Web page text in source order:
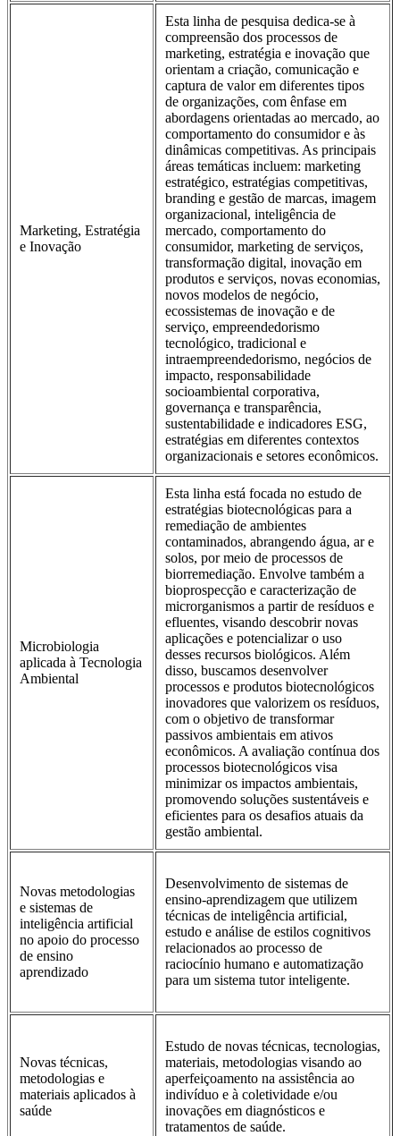
Marketing, Estratégia
e Inovação
Esta linha de pesquisa dedica-se à
compreensão dos processos de
marketing, estratégia e inovação que
orientam a criação, comunicação e
captura de valor em diferentes tipos
de organizações, com ênfase em
abordagens orientadas ao mercado, ao
comportamento do consumidor e às
dinâmicas competitivas. As principais
áreas temáticas incluem: marketing
estratégico, estratégias competitivas,
branding e gestão de marcas, imagem
organizacional, inteligência de
mercado, comportamento do
consumidor, marketing de serviços,
transformação digital, inovação em
produtos e serviços, novas economias,
novos modelos de negócio,
ecossistemas de inovação e de
serviço, empreendedorismo
tecnológico, tradicional e
intraempreendedorismo, negócios de
impacto, responsabilidade
socioambiental corporativa,
governança e transparência,
sustentabilidade e indicadores ESG,
estratégias em diferentes contextos
organizacionais e setores econômicos.
Microbiologia
aplicada à Tecnologia
Ambiental
Esta linha está focada no estudo de
estratégias biotecnológicas para a
remediação de ambientes
contaminados, abrangendo água, ar e
solos, por meio de processos de
biorremediação. Envolve também a
bioprospecção e caracterização de
microrganismos a partir de resíduos e
efluentes, visando descobrir novas
aplicações e potencializar o uso
desses recursos biológicos. Além
disso, buscamos desenvolver
processos e produtos biotecnológicos
inovadores que valorizem os resíduos,
com o objetivo de transformar
passivos ambientais em ativos
econômicos. A avaliação contínua dos
processos biotecnológicos visa
minimizar os impactos ambientais,
promovendo soluções sustentáveis e
eficientes para os desafios atuais da
gestão ambiental.
Novas metodologias
e sistemas de
inteligência artificial
no apoio do processo
de ensino
aprendizado
Desenvolvimento de sistemas de
ensino-aprendizagem que utilizem
técnicas de inteligência artificial,
estudo e análise de estilos cognitivos
relacionados ao processo de
raciocínio humano e automatização
para um sistema tutor inteligente.
Novas técnicas,
metodologias e
materiais aplicados à
saúde
Estudo de novas técnicas, tecnologias,
materiais, metodologias visando ao
aperfeiçoamento na assistência ao
indivíduo e à coletividade e/ou
inovações em diagnósticos e
tratamentos de saúde.